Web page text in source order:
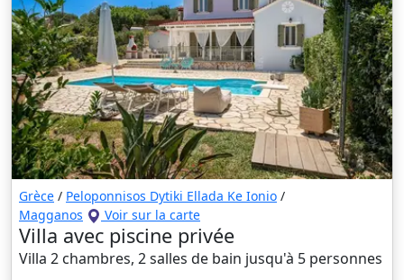
Grèce / Peloponnisos Dytiki Ellada Ke Ionio /
Magganos
Voir sur la carte
Villa avec piscine privée
Villa 2 chambres, 2 salles de bain jusqu'à 5 personnes